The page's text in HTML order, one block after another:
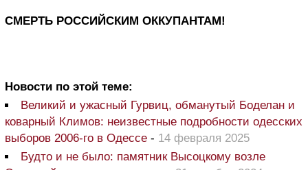
СМЕРТЬ РОССИЙСКИМ ОККУПАНТАМ!
Новости по этой теме:
Великий и ужасный Гурвиц, обманутый Боделан и
коварный Климов: неизвестные подробности одесских
выборов 2006-го в Одессе - 14 февраля 2025
Будто и не было: памятник Высоцкому возле